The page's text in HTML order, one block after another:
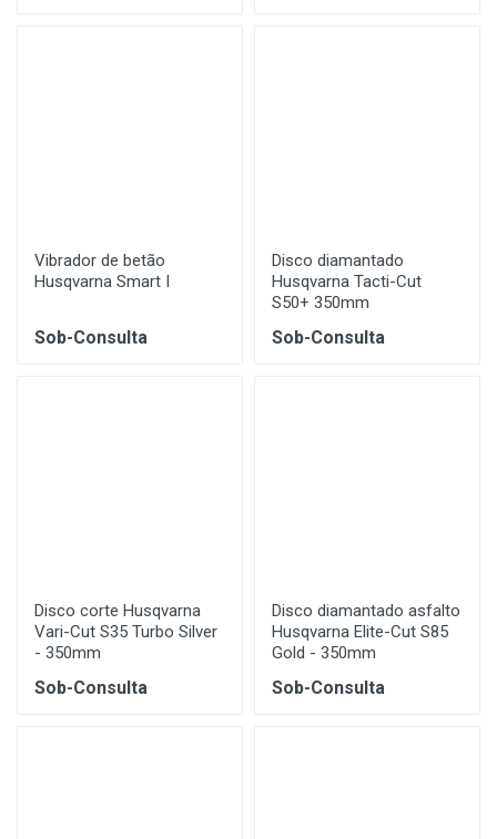
Vibrador de betão
Husqvarna Smart I
Sob-Consulta
Disco diamantado
Husqvarna Tacti-Cut
S50+ 350mm
Sob-Consulta
Disco corte Husqvarna
Vari-Cut S35 Turbo Silver
- 350mm
Sob-Consulta
Disco diamantado asfalto
Husqvarna Elite-Cut S85
Gold - 350mm
Sob-Consulta